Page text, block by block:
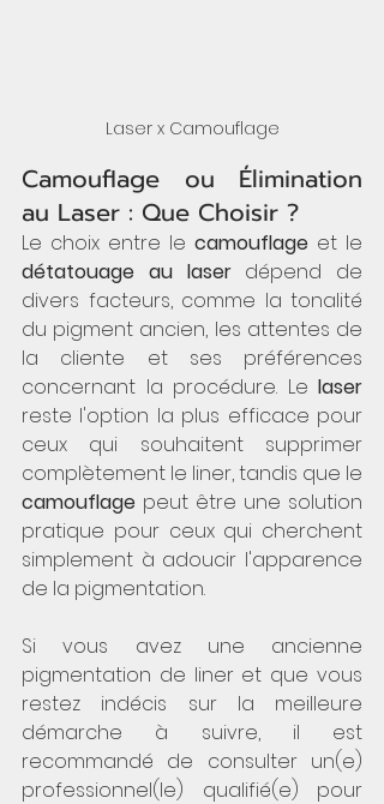
Laser x Camouflage
Camouflage ou Élimination
au Laser : Que Choisir ?
Le choix entre le camouflage
détatouage au laser dépend de
divers facteurs, comme la tonalité
du pigment ancien, les attentes de
la cliente et ses préférences
concernant la procédure. Le laser
reste l'option la plus efficace pour
ceux qui souhaitent supprimer
camouflage peut être une solution
pratique pour ceux qui cherchent
simplement à adoucir l'apparence
de la pigmentation.
Si vous avez une ancienne
pigmentation de liner et que vous
restez indécis sur la meilleure
démarche à suivre, il est
recommandé de consulter un(e)
professionnel(le) qualifié(e) pour